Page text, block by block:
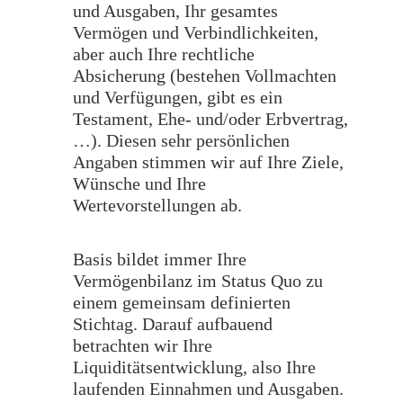
und Ausgaben, Ihr gesamtes
Vermögen und Verbindlichkeiten,
aber auch Ihre rechtliche
Absicherung (bestehen Vollmachten
und Verfügungen, gibt es ein
Testament, Ehe- und/oder Erbvertrag,
…). Diesen sehr persönlichen
Angaben stimmen wir auf Ihre Ziele,
Wünsche und Ihre
Wertevorstellungen ab.
Basis bildet immer Ihre
Vermögenbilanz im Status Quo zu
einem gemeinsam definierten
Stichtag. Darauf aufbauend
betrachten wir Ihre
Liquiditätsentwicklung, also Ihre
laufenden Einnahmen und Ausgaben.